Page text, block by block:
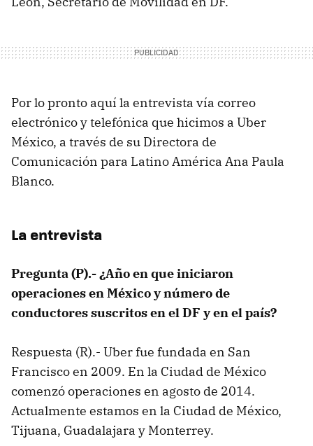
Por lo pronto aquí la entrevista vía correo
electrónico y telefónica que hicimos a Uber
México, a través de su Directora de
Comunicación para Latino América Ana Paula
Blanco.
La entrevista
Pregunta (P).- ¿Año en que iniciaron
operaciones en México y número de
conductores suscritos en el DF y en el país?
Respuesta (R).- Uber fue fundada en San
Francisco en 2009. En la Ciudad de México
comenzó operaciones en agosto de 2014.
Actualmente estamos en la Ciudad de México,
Tijuana, Guadalajara y Monterrey.